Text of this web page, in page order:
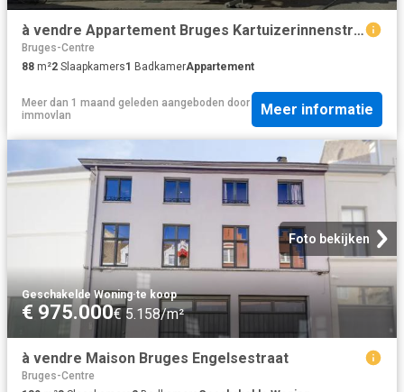
à vendre Appartement Bruges Kartuizerinnenstraat hoek Wollestraat
Bruges-Centre
88 m²2 Slaapkamers1 BadkamerAppartement
Meer dan 1 maand geleden aangeboden door
immovlan
Meer informatie
Foto bekijken
Geschakelde Woning·te koop
€ 975.000€ 5.158/m²
à vendre Maison Bruges Engelsestraat
Bruges-Centre